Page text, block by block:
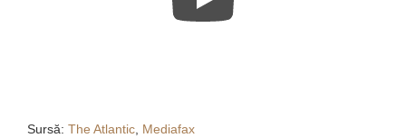
Sursă: The Atlantic Mediafax